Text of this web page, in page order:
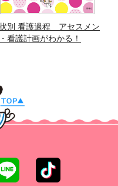
別 看護過程 アセスメン
看護計画がわかる！